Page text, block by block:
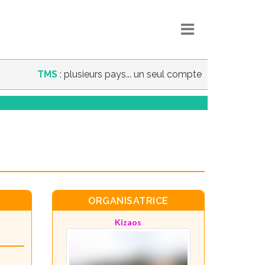
TMS : plusieurs pays... un seul compte
ORGANISATRICE
Kizaos